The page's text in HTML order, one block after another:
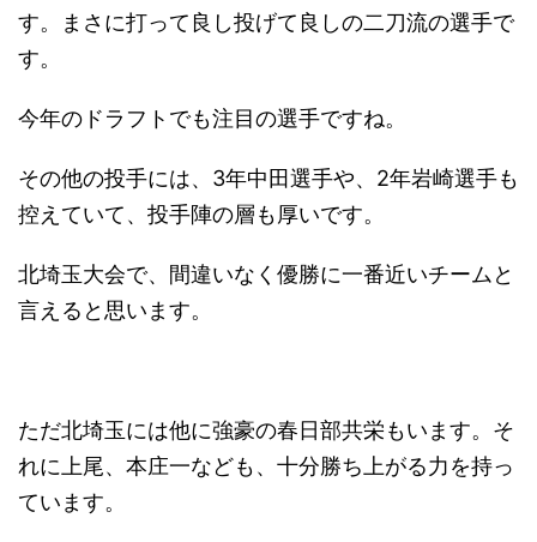
す。まさに打って良し投げて良しの二刀流の選手で
す。
今年のドラフトでも注目の選手ですね。
その他の投手には、3年中田選手や、2年岩崎選手も
控えていて、投手陣の層も厚いです。
北埼玉大会で、間違いなく優勝に一番近いチームと
言えると思います。
ただ北埼玉には他に強豪の春日部共栄もいます。そ
れに上尾、本庄一なども、十分勝ち上がる力を持っ
ています。